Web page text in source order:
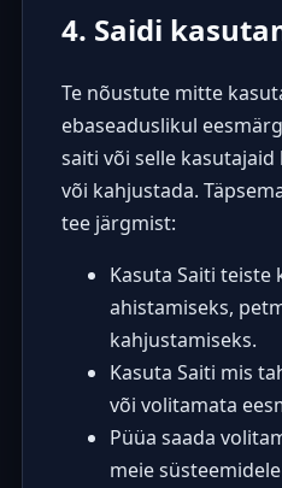
4. Saidi
Te nõustute mitte
ebaseaduslikul
saiti või selle
või kahjustada.
tee järgmist:
Kasuta Saiti teiste
ahistamiseks,
kahjustamiseks.
Kasuta Saiti mis
või volitamata
Püüa saada
meie